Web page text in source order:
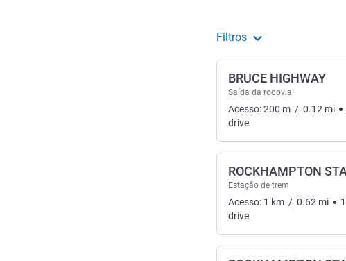
Filtros
BRUCE HIGHWAY
Saída da rodovia
Acesso:200 m / 0.12 mi
drive
ROCKHAMPTON
Estação de trem
Acesso: 1 km / 0.62 mi
drive